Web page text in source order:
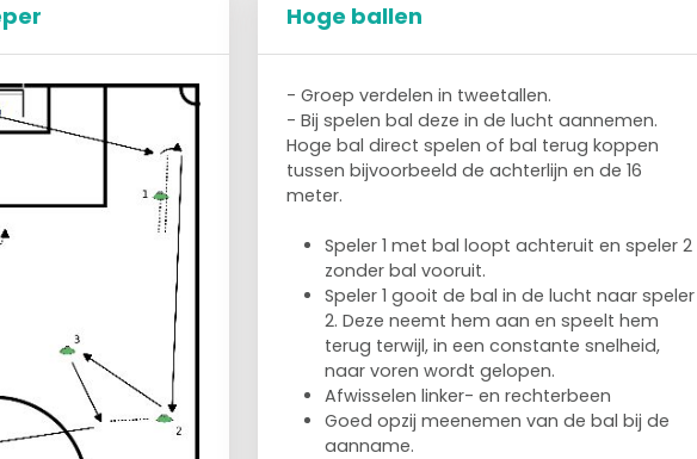
Hoge ballen
- Groep verdelen in tweetallen.
- Bij spelen bal deze in de lucht aannemen.
Hoge bal direct spelen of bal terug koppen
tussen bijvoorbeeld de achterlijn en de 16
meter.
Speler 1 met bal loopt achteruit en speler 2
zonder bal vooruit.
Speler 1 gooit de bal in de lucht naar speler
2. Deze neemt hem aan en speelt hem
terug terwijl, in een constante snelheid,
naar voren wordt gelopen.
Afwisselen linker- en rechterbeen
Goed opzij meenemen van de bal bij de
aanname.